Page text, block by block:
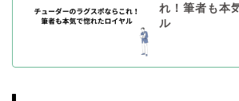
れ！筆者も本
ル